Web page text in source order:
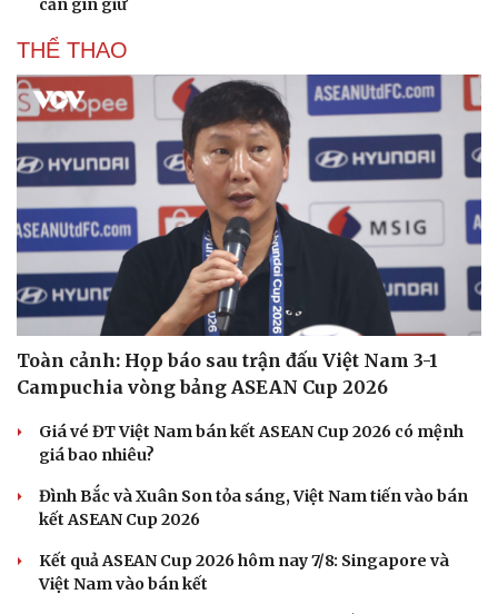
Du lịch
Tư vấn
check-in
Podcast
Câu chuyện thời sự
Đọc truyện đêm khuya
Cửa sổ tình yêu
Kể chuyện cho bé
Hạt giống tâm hồn
cần gìn giữ
THỂ THAO
Toàn cảnh: Họp báo sau trận đấu Việt Nam 3-1
Campuchia vòng bảng ASEAN Cup 2026
Giá vé ĐT Việt Nam bán kết ASEAN Cup 2026 có mệnh
giá bao nhiêu?
Đình Bắc và Xuân Son tỏa sáng, Việt Nam tiến vào bán
kết ASEAN Cup 2026
Kết quả ASEAN Cup 2026 hôm nay 7/8: Singapore và
Việt Nam vào bán kết